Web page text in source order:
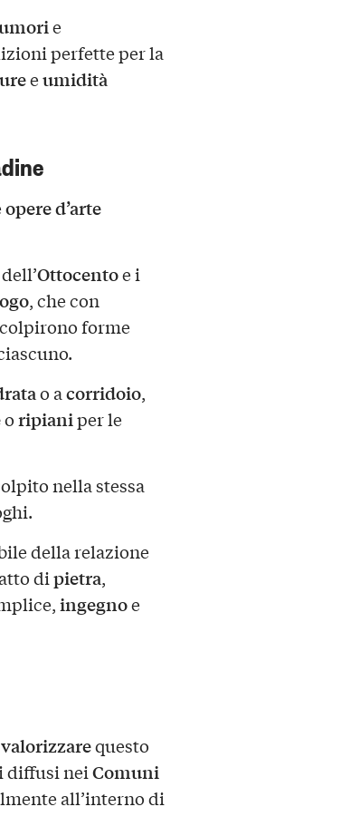
e
perfette per la
eumidità
opere d’arte
Ottocentoe i
, che con
forme
o acorridoio,
oripianiper le
nella stessa
della relazione
dipietra,
ingegnoe
valorizzarequesto
diffusi neiComuni
all’interno di